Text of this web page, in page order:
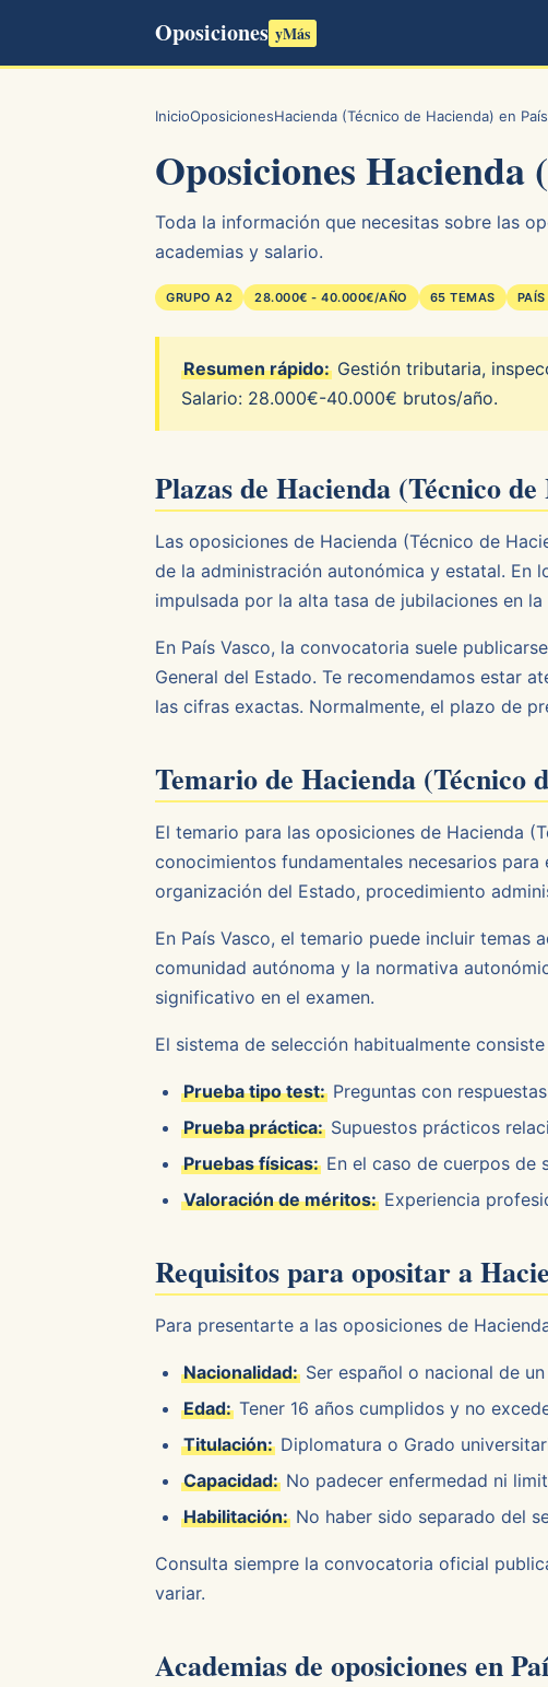
Oposiciones yMás
InicioOposicionesHacienda (Técnico de Hacienda) en
Oposiciones Hacienda
Toda la información que necesitas sobre las
academias y salario.
GRUPO A2 28.000€ - 40.000€/AÑO 65 TEMAS
Resumen rápido: Gestión tributaria,
Salario: 28.000€-40.000€ brutos/año.
Plazas de Hacienda (Técnico
Las oposiciones de Hacienda (Técnico de
de la administración autonómica y estatal. En
impulsada por la alta tasa de jubilaciones en
En País Vasco, la convocatoria suele
General del Estado. Te recomendamos estar
las cifras exactas. Normalmente, el plazo de
Temario de Hacienda (Técnico
El temario para las oposiciones de Hacienda
conocimientos fundamentales necesarios
organización del Estado, procedimiento
En País Vasco, el temario puede incluir
comunidad autónoma y la normativa
significativo en el examen.
El sistema de selección habitualmente
Prueba tipo test: Preguntas con
Prueba práctica: Supuestos prácticos
Pruebas físicas: En el caso de cuerpos de
Valoración de méritos: Experiencia
Requisitos para opositar a
Para presentarte a las oposiciones de
Nacionalidad: Ser español o nacional de
Edad: Tener 16 años cumplidos y no
Titulación: Diplomatura o Grado
Capacidad: No padecer enfermedad ni
Habilitación: No haber sido separado del
Consulta siempre la convocatoria oficial
variar.
Academias de oposiciones en